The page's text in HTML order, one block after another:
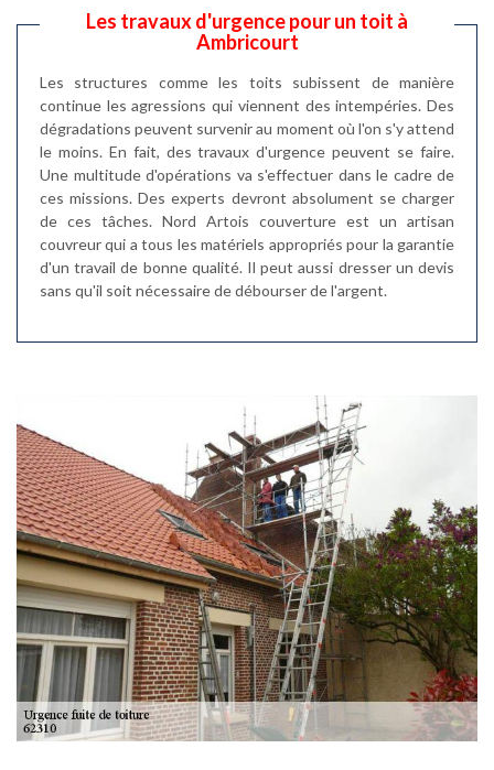
Les travaux d'urgence pour un toit à
Ambricourt
Les structures comme les toits subissent de manière
continue les agressions qui viennent des intempéries. Des
dégradations peuvent survenir au moment où l'on s'y attend
le moins. En fait, des travaux d'urgence peuvent se faire.
Une multitude d'opérations va s'effectuer dans le cadre de
ces missions. Des experts devront absolument se charger
de ces tâches. Nord Artois couverture est un artisan
couvreur qui a tous les matériels appropriés pour la garantie
d'un travail de bonne qualité. Il peut aussi dresser un devis
sans qu'il soit nécessaire de débourser de l'argent.